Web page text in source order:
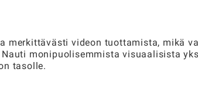
merkittävästi videon tuottamista, mikä
monipuolisemmista visuaalisista
tasolle.